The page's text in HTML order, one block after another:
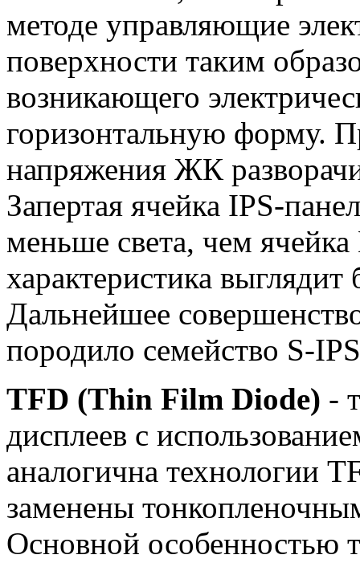
методе управляющие
поверхности таким
возникающего
горизонтальную форму.
напряжения ЖК
Запертая ячейка IPS-
меньше света, чем
характеристика
Дальнейшее
породило семейство S-
TFD (Thin Film Diode) -
дисплеев с
аналогична технологии
заменены
Основной особенностью